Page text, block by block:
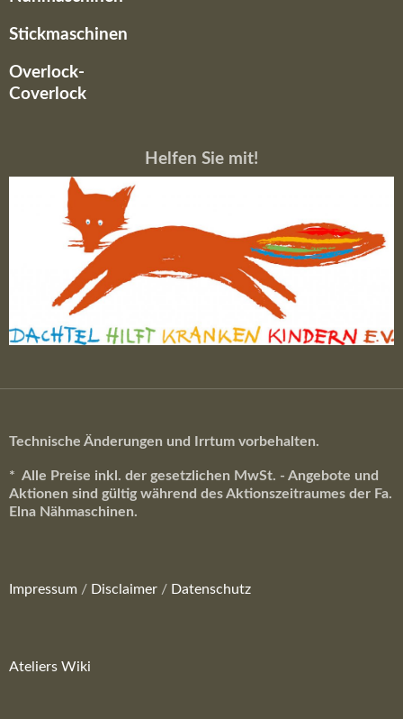
Stickmaschinen
Overlock-
Coverlock
Helfen Sie mit!
Technische Änderungen und Irrtum vorbehalten.
* Alle Preise inkl. der gesetzlichen MwSt. - Angebote und
Aktionen sind gültig während des Aktionszeitraumes der Fa.
Elna Nähmaschinen.
Impressum / Disclaimer / Datenschutz
Ateliers Wiki